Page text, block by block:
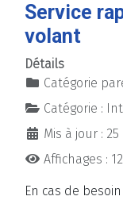
Service
volant
Détails
Catégorie
Catégorie :
Mis à jour :
Affichages :
En cas de